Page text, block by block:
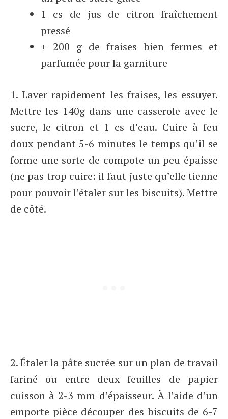
1 cs de jus de citron fraîchement
pressé
+ 200 g de fraises bien fermes et
parfumée pour la garniture
1. Laver rapidement les fraises, les essuyer.
Mettre les 140g dans une casserole avec le
sucre, le citron et 1 cs d’eau. Cuire à feu
doux pendant 5-6 minutes le temps qu’il se
forme une sorte de compote un peu épaisse
(ne pas trop cuire: il faut juste qu’elle tienne
pour pouvoir l’étaler sur les biscuits). Mettre
de côté.
2. Étaler la pâte sucrée sur un plan de travail
fariné ou entre deux feuilles de papier
cuisson à 2-3 mm d’épaisseur. À l’aide d’un
emporte pièce découper des biscuits de 6-7